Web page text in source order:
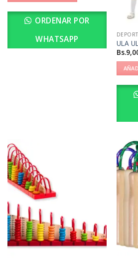
ORDENAR POR
WHATSAPP
ULA
Bs.